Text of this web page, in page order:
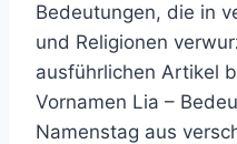
Bedeutungen, die in
und Religionen
ausführlichen Artikel
Vornamen Lia –
Namenstag aus